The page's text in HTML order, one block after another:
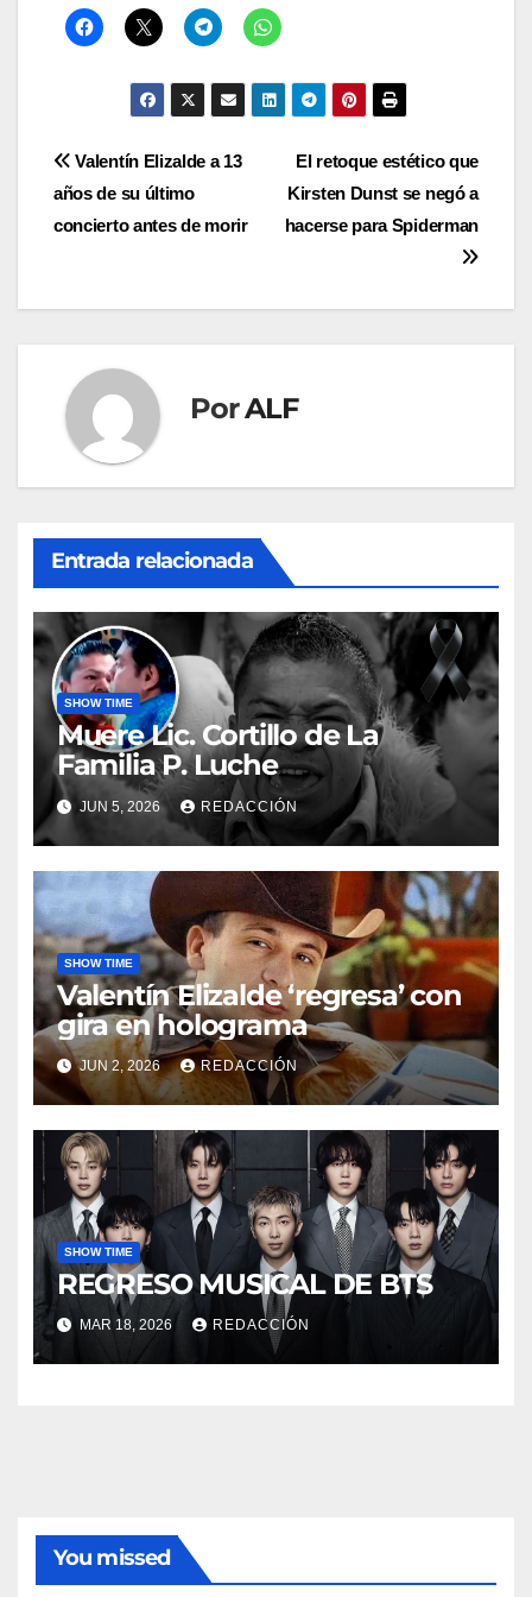
Navegación
de
El retoque estético que
Kirsten Dunst se negó a
hacerse para Spiderman
Valentín Elizalde a 13
años de su último
concierto antes de morir
PorALF
Entrada relacionada
SHOW TIME
Muere Lic. Cortillo de La
Familia P. Luche
JUN 5, 2026 REDACCIÓN
SHOW TIME
Valentín Elizalde ‘regresa’ con
gira en holograma
JUN 2, 2026 REDACCIÓN
SHOW TIME
REGRESO MUSICAL DE BTS
MAR 18, 2026 REDACCIÓN
You missed